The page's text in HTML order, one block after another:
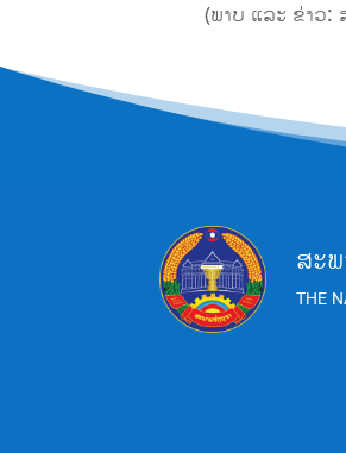
(ພາບ ແລະ ຂ່າວ
ສະ
THE